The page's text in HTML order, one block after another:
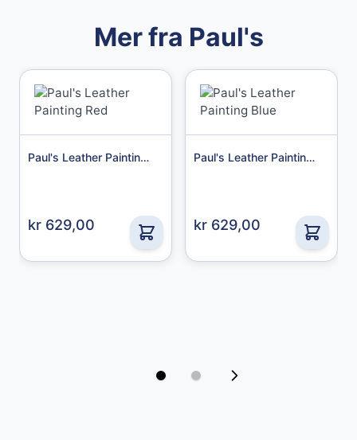
Granberg Chemical protective gloves str. 11
Mer fra Paul's
Paul's Leather Painting Red
kr 629,00
Paul's Leather Painting Blue
kr 629,00